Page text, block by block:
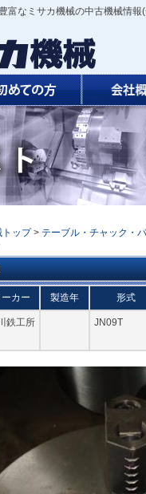
富なミサカ機械の中古機械情
トップ > テーブル・チャック・
ーカー 製造年 形式
鉄工所 JN09T